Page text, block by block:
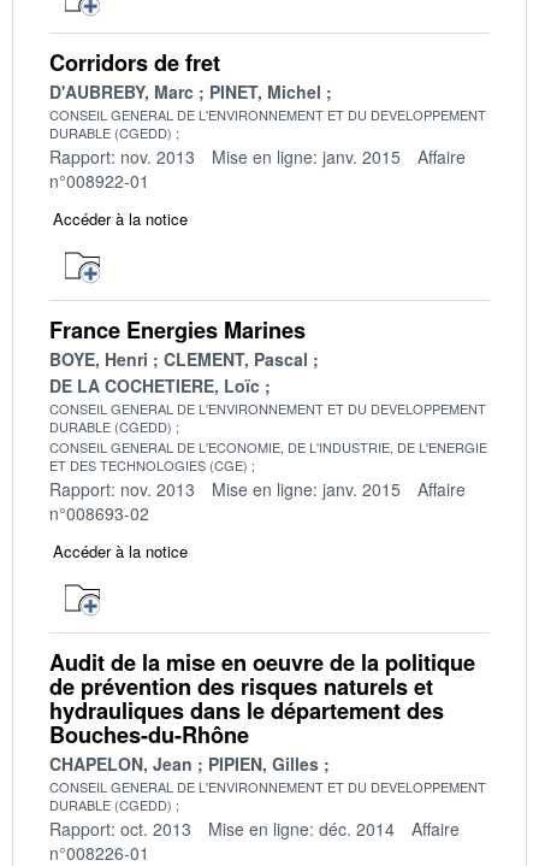
Corridors de fret
D'AUBREBY, Marc PINET, Michel
CONSEIL GENERAL DE L'ENVIRONNEMENT ET DU DEVELOPPEMENT
DURABLE (CGEDD)
Rapport: nov. 2013 Mise en ligne: janv. 2015
Affaire
n°008922-01
Accéder à la notice
France Energies Marines
BOYE, Henri
CLEMENT, Pascal
DE LA COCHETIERE, Loïc
CONSEIL GENERAL DE L'ENVIRONNEMENT ET DU DEVELOPPEMENT
DURABLE (CGEDD)
CONSEIL GENERAL DE L'ECONOMIE, DE L'INDUSTRIE, DE L'ENERGIE
ET DES TECHNOLOGIES (CGE)
Rapport: nov. 2013 Mise en ligne: janv. 2015
Affaire
n°008693-02
Accéder à la notice
Audit de la mise en oeuvre de la politique
de prévention des risques naturels et
hydrauliques dans le département des
Bouches-du-Rhône
CHAPELON, Jean PIPIEN, Gilles
CONSEIL GENERAL DE L'ENVIRONNEMENT ET DU DEVELOPPEMENT
DURABLE (CGEDD)
Rapport: oct. 2013 Mise en ligne: déc. 2014
Affaire
n°008226-01